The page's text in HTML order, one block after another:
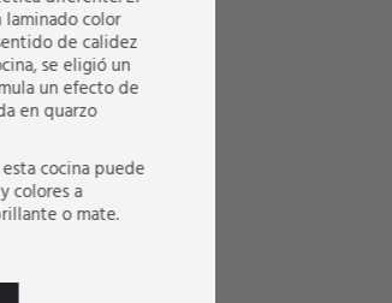
laminado color
de calidez
se eligió un
un efecto de
en quarzo
cocina puede
colores a
o mate.